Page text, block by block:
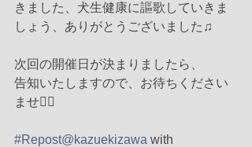
きました、犬生健康に謳歌していきま
しょう、ありがとうございました♫
次回の開催日が決まりましたら、
告知いたしますので、お待ちください
ませ🙇‍♀️
#Repost@kazuekizawa with